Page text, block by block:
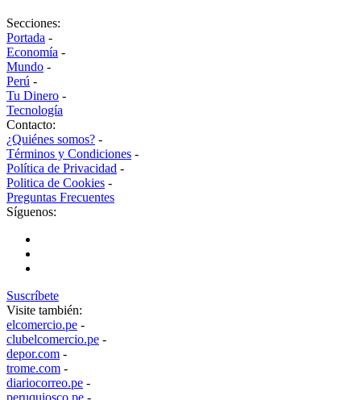
Secciones:
Portada -
Economía -
Mundo -
Perú -
Tu Dinero -
Tecnología
Contacto:
¿Quiénes somos? -
Términos y Condiciones -
Política de Privacidad -
Politica de Cookies -
Preguntas Frecuentes
Síguenos:
Suscríbete
Visite también:
elcomercio.pe -
clubelcomercio.pe -
depor.com -
trome.com -
diariocorreo.pe -
peruquiosco.pe -